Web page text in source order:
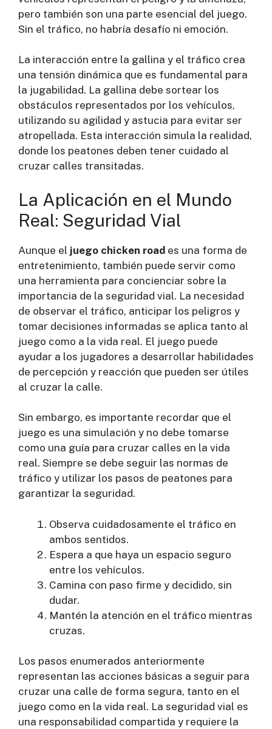
pero también son una parte esencial del juego.
Sin el tráfico, no habría desafío ni emoción.
La interacción entre la gallina y el tráfico crea
una tensión dinámica que es fundamental para
la jugabilidad. La gallina debe sortear los
obstáculos representados por los vehículos,
utilizando su agilidad y astucia para evitar ser
atropellada. Esta interacción simula la realidad,
donde los peatones deben tener cuidado al
cruzar calles transitadas.
La Aplicación en el Mundo
Real: Seguridad Vial
Aunque el juego chicken road es una forma de
entretenimiento, también puede servir como
una herramienta para concienciar sobre la
importancia de la seguridad vial. La necesidad
de observar el tráfico, anticipar los peligros y
tomar decisiones informadas se aplica tanto al
juego como a la vida real. El juego puede
ayudar a los jugadores a desarrollar habilidades
de percepción y reacción que pueden ser útiles
al cruzar la calle.
Sin embargo, es importante recordar que el
juego es una simulación y no debe tomarse
como una guía para cruzar calles en la vida
real. Siempre se debe seguir las normas de
tráfico y utilizar los pasos de peatones para
garantizar la seguridad.
Observa cuidadosamente el tráfico en
ambos sentidos.
Espera a que haya un espacio seguro
entre los vehículos.
Camina con paso firme y decidido, sin
dudar.
Mantén la atención en el tráfico mientras
cruzas.
Los pasos enumerados anteriormente
representan las acciones básicas a seguir para
cruzar una calle de forma segura, tanto en el
juego como en la vida real. La seguridad vial es
una responsabilidad compartida y requiere la